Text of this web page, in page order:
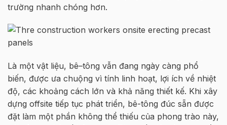
trường nhanh chóng hơn.
Là một vật liệu, bê–tông vẫn đang ngày càng phổ
biến, được ưa chuộng vì tính linh hoạt, lợi ích về nhiệt
độ, các khoảng cách lớn và khả năng thiết kế. Khi xây
dựng offsite tiếp tục phát triển, bê-tông đúc sẵn được
đặt làm một phần không thể thiếu của phong trào này,